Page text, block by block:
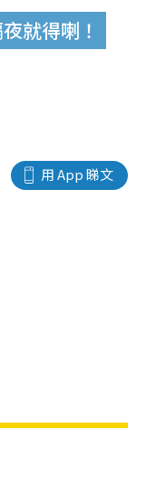
就得喇！
用 App 睇文